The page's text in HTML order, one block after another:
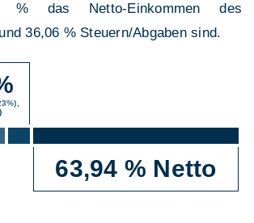
% das Netto-Einkommen des
36,06 % Steuern/Abgaben sind.
63,94 % Netto